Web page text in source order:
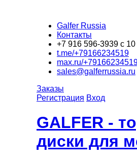
Galfer Russia
Контакты
+7 916 596-3939 с
t.me/+79166234519
max.ru/
sales@galferrussia.ru
Заказы
Регистрация Вход
GALFER -
диски для